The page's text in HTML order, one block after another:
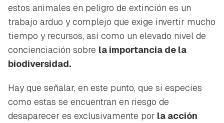
estos animales en peligro de extinción es un
trabajo arduo y complejo que exige invertir mucho
tiempo y recursos, así como un elevado nivel de
concienciación sobre la importancia de la
biodiversidad.
Hay que señalar, en este punto, que si especies
como estas se encuentran en riesgo de
desaparecer es exclusivamente por la acción